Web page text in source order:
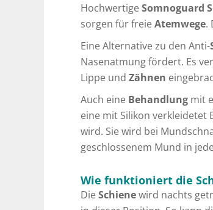
Hochwertige Somnoguard
sorgen für freie Atemwege.
Eine Alternative zu den Anti-
Nasenatmung fördert. Es
Lippe und Zähnen
Auch eine Behandlung mit
eine mit Silikon verkleidetet
wird. Sie wird bei
geschlossenem Mund in
Wie funktioniert die
Die Schienewird nachts